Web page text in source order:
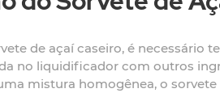
de açaí caseiro, é necessário
no liquidificador com outros
mistura homogênea, o